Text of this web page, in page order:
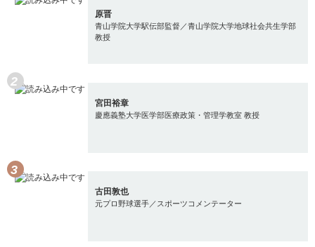
原晋
青山学院大学駅伝部監督／青山学院大学地球社会共生学部
教授
宮田裕章
慶應義塾大学医学部医療政策・管理学教室 教授
古田敦也
元プロ野球選手／スポーツコメンテーター